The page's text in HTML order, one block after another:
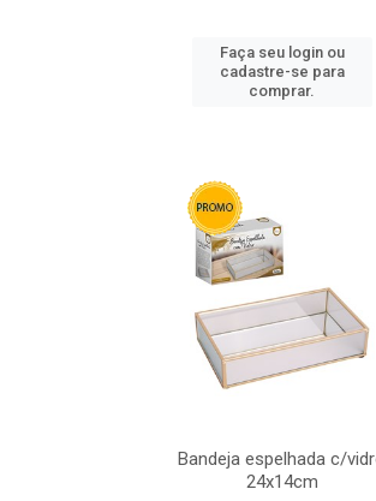
Faça seu login ou
cadastre-se para
comprar.
Bandeja espelhada c/
24x14cm